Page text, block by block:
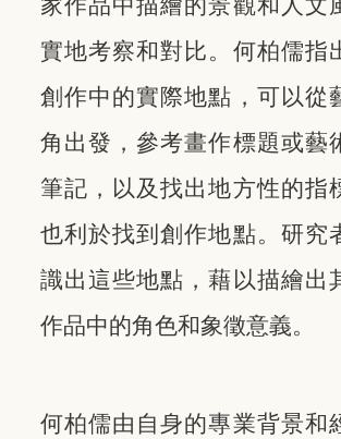
家作品中描繪的景觀和人文
實地考察和對比。何柏儒指
創作中的實際地點，可以從
角出發，參考畫作標題或藝
筆記，以及找出地方性的指
也利於找到創作地點。研究
識出這些地點，藉以描繪出
作品中的角色和象徵意義。
何柏儒由自身的專業背景和